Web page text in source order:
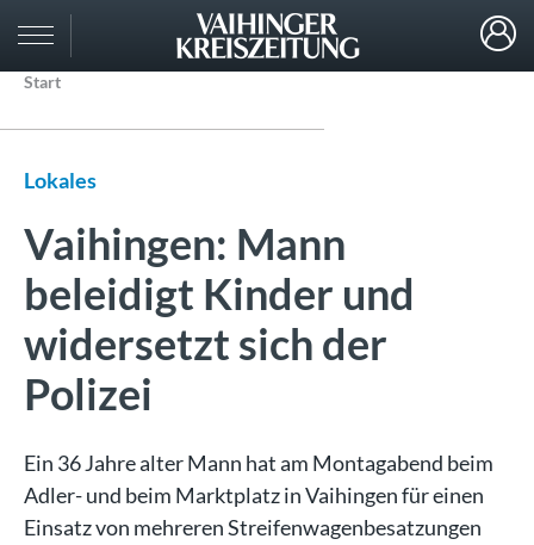
Start
Lokales
Vaihingen: Mann
beleidigt Kinder und
widersetzt sich der
Polizei
Ein 36 Jahre alter Mann hat am Montagabend beim
Adler- und beim Marktplatz in Vaihingen für einen
Einsatz von mehreren Streifenwagenbesatzungen